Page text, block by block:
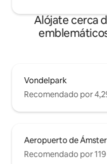
Alójate cerca
Vondelpark
Recomendado por
Aeropuerto de
Recomendado por